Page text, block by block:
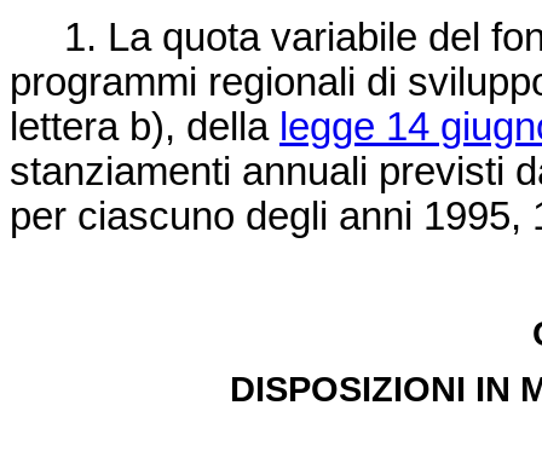
1. La quota variabile del
programmi regionali di
lettera b), della legge 14
stanziamenti annuali previsti
per ciascuno degli anni 1995,
DISPOSIZIONI IN